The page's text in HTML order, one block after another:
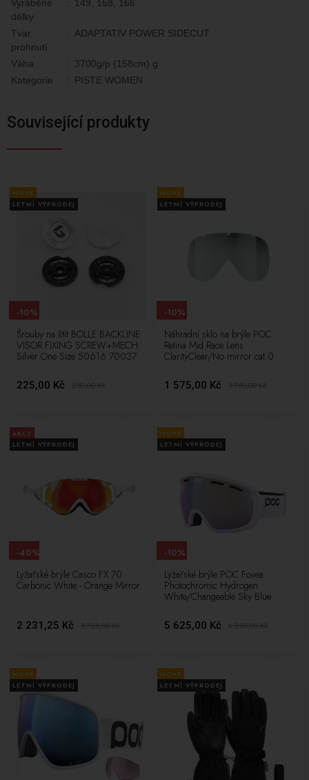
Vyráběné
délky
: 149, 158, 166
Tvar
prohnutí
: ADAPTATIV POWER SIDECUT
Váha :
3700g/p (158cm) g
Kategorie
: PISTE WOMEN
Související produkty
NOVÉ
LETNÍ VÝPRODEJ
Šrouby na štít BOLLE BACKLINE
VISOR FIXING SCREW+MECH
Silver One Size 50616 70037
225,00 Kč 250,00Kč
-10%
NOVÉ
LETNÍ VÝPRODEJ
Náhradní sklo na brýle POC
Retina Mid Race Lens
ClarityClear/No mirror cat.0
1 575,00 Kč 1 750,00Kč
-10%
AKCE
LETNÍ VÝPRODEJ
Lyžařské brýle Casco FX 70
Carbonic White - Orange Mirror
2 231,25 Kč 3 725,00Kč
-40%
NOVÉ
LETNÍ VÝPRODEJ
Lyžařské brýle POC Fovea
Photochromic Hydrogen
White/Changeable Sky Blue
5 625,00 Kč 6 250,00Kč
-10%
NOVÉ
LETNÍ VÝPRODEJ
NOVÉ
LETNÍ VÝPRODEJ